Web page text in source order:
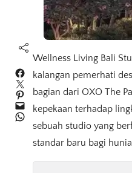
Facebook
Twitter
Pinterest
Mail
WhatsApp
Wellness Living Bali
kalangan pemerhati
bagian dari OXO The
kepekaan terhadap
sebuah studio yang
standar baru bagi